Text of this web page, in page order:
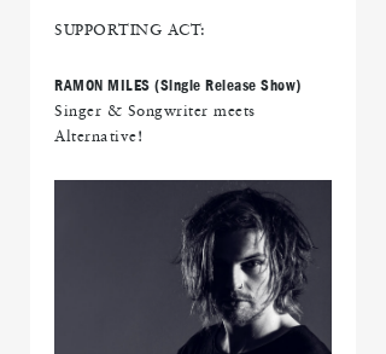
SUPPORTING ACT:
RAMON MILES (Single Release Show)
Singer & Songwriter meets
Alternative!